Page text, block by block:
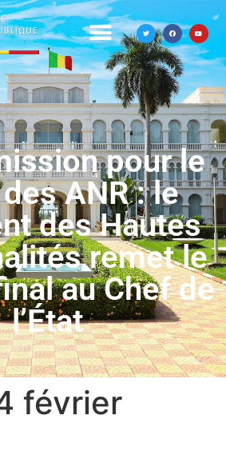
pour le
ANR : le
des Hautes
remet le
au Chef de
l’État
février